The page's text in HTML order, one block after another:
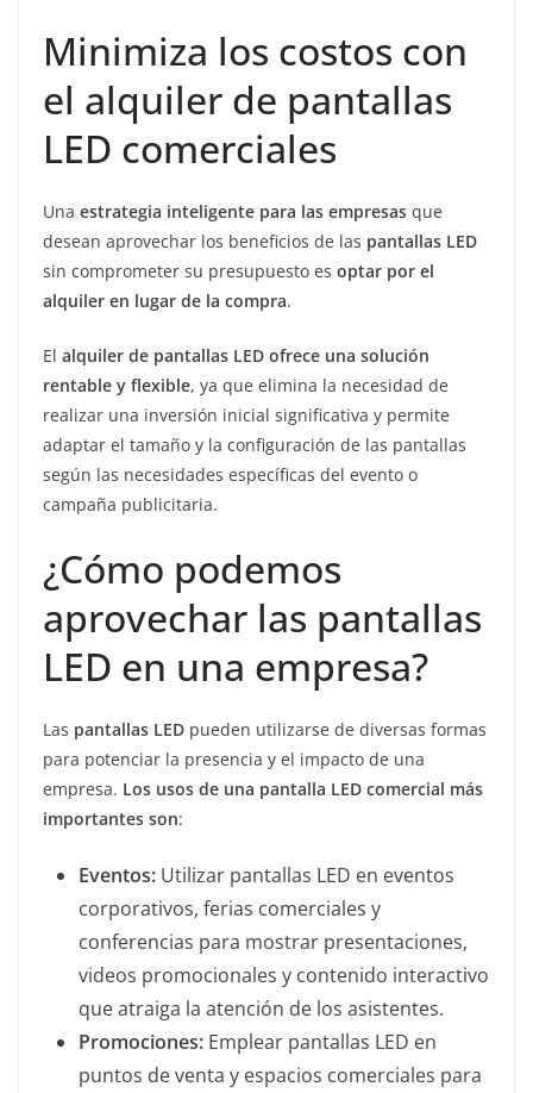
Minimiza los costos con
el alquiler de pantallas
LED comerciales
Una estrategia inteligente para las empresas que
desean aprovechar los beneficios de las pantallas LED
sin comprometer su presupuesto es optar por el
alquiler en lugar de la compra.
El alquiler de pantallas LED ofrece una solución
rentable y flexible, ya que elimina la necesidad de
realizar una inversión inicial significativa y permite
adaptar el tamaño y la configuración de las pantallas
según las necesidades específicas del evento o
campaña publicitaria.
¿Cómo podemos
aprovechar las pantallas
LED en una empresa?
Las pantallas LED pueden utilizarse de diversas formas
para potenciar la presencia y el impacto de una
empresa. Los usos de una pantalla LED comercial más
importantes son:
Eventos: Utilizar pantallas LED en eventos
corporativos, ferias comerciales y
conferencias para mostrar presentaciones,
videos promocionales y contenido interactivo
que atraiga la atención de los asistentes.
Promociones: Emplear pantallas LED en
puntos de venta y espacios comerciales para